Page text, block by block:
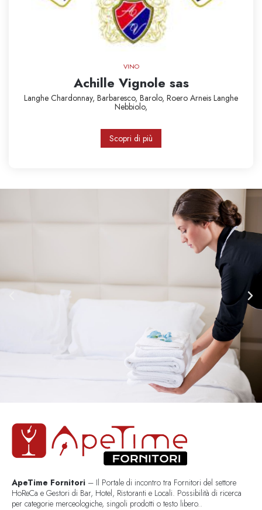
VINO
Achille Vignole sas
Langhe Chardonnay, Barbaresco, Barolo, Roero Arneis Langhe
Nebbiolo,
Scopri di più
ApeTime Fornitori – Il Portale di incontro tra Fornitori del settore
HoReCa e Gestori di Bar, Hotel, Ristoranti e Locali. Possibilità di ricerca
per categorie merceologiche, singoli prodotti o testo libero..